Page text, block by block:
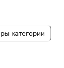
категории